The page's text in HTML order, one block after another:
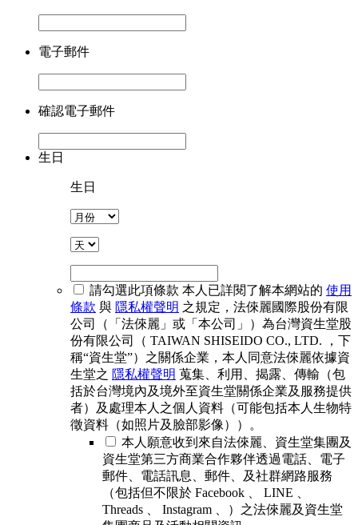
電子郵件
確認電子郵件
生日
生日
請勾選此項條款 本人已詳閱了解本網站的 使用
條款 與 隱私權聲明 之規定，法倈麗國際股份有限
公司（「法倈麗」或「本公司」）為台灣資生堂股
份有限公司（ TAIWAN SHISEIDO CO., LTD. ，下
稱“資生堂”）之關係企業，本人同意法倈麗依據資
生堂之 隱私權聲明 蒐集、利用、揭露、傳輸（包
括於台灣境內及境外至資生堂關係企業及服務提供
者）及處理本人之個人資料（可能包括本人生物特
徵資料（如照片及臉部影像））。
本人願意收到來自法倈麗、資生堂集團及
資生堂第三方商業合作夥伴透過電話、電子
郵件、電話訊息、郵件、及社群網路服務
（包括但不限於 Facebook 、 LINE 、
Threads 、 Instagram 、）之法倈麗及資生堂